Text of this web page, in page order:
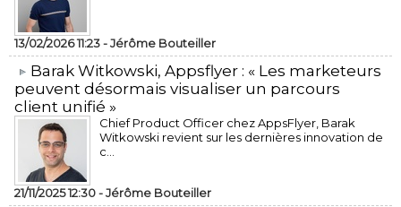
13/02/2026 11:23 -Jérôme Bouteiller
​Barak Witkowski, Appsflyer : « Les marketeurs
peuvent désormais visualiser un parcours
client unifié »
Chief Product Officer chez AppsFlyer, ​Barak
Witkowski revient sur les dernières innovation de
c...
21/11/2025 12:30 -Jérôme Bouteiller